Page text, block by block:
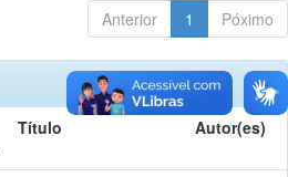
Anterior 1 Póximo
Título Autor(es)